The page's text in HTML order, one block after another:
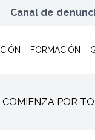
Canal de
FORMACIÓN
POR